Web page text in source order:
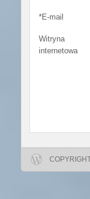
E-mail
*
Witryna
internetowa